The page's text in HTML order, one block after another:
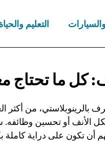
التعليم والسيارات
كل ماتحتاج
بالرينوبلاستي، من أكثر
الأنف أو تحسين وظائفه.
أن تكون على دراية كاملة